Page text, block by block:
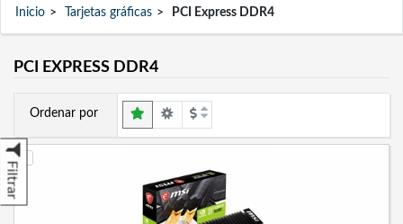
Inicio Tarjetas gráficas PCI Express DDR4
PCI EXPRESS DDR4
Filtrar
Ordenar por